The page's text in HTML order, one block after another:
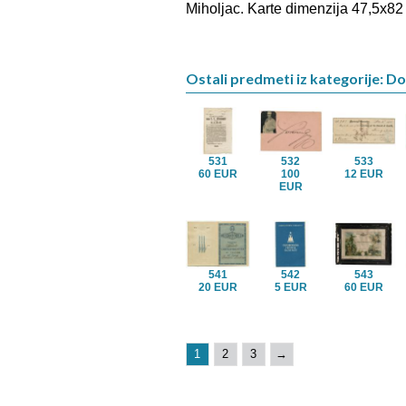
Miholjac. Karte dimenzija
Ostali predmeti iz kategorije:
531
60 EUR
532
100
EUR
533
12 EUR
541
20 EUR
542
5 EUR
543
60 EUR
1 2 3 →